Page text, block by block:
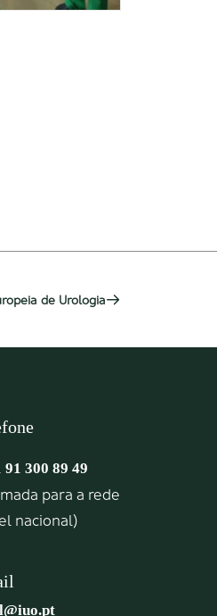
de Urologia
91 300 89 49
para a rede
nacional)